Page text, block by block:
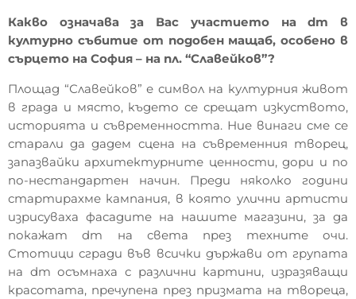
Какво означава за Вас участието на dm в
културно събитие от подобен мащаб, особено в
сърцето на София – на пл. “Славейков”?
Площад “Славейков” е символ на културния живот
в града и място, където се срещат изкуството,
историята и съвременността. Ние винаги сме се
старали да дадем сцена на съвременния творец,
запазвайки архитектурните ценности, дори и по
по-нестандартен начин. Преди няколко години
стартирахме кампания, в която улични артисти
изрисуваха фасадите на нашите магазини, за да
покажат dm на света през техните очи.
Стотици сгради във всички държави от групата
на dm осъмнаха с различни картини, изразяващи
красотата, пречупена през призмата на твореца,